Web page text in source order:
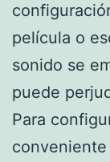
película o
sonido se
puede
Para